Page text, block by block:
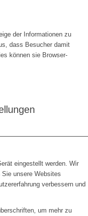
der Informationen zu
dass Besucher damit
können sie Browser-
eingestellt werden. Wir
unsere Websites
verbessern und
um mehr zu